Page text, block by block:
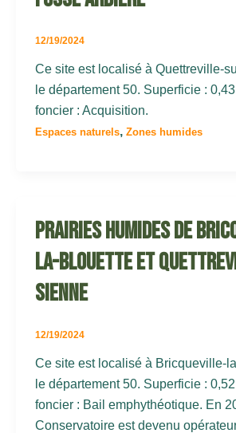
12/19/2024
Ce site est localisé à Quettreville-
le département 50. Superficie :
foncier : Acquisition.
Espaces naturels, Zones humides
Prairies humides de
la-Blouette et
Sienne
12/19/2024
Ce site est localisé à Bricqueville-
le département 50. Superficie :
foncier : Bail emphythéotique. En
Conservatoire est devenu